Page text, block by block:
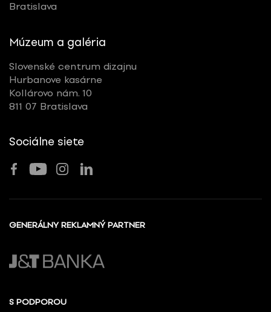
Bratislava
Múzeum a galéria
Slovenské centrum dizajnu
Hurbanove kasárne
Kollárovo nám. 10
811 07 Bratislava
Sociálne siete
GENERÁLNY REKLAMNÝ PARTNER
S PODPOROU